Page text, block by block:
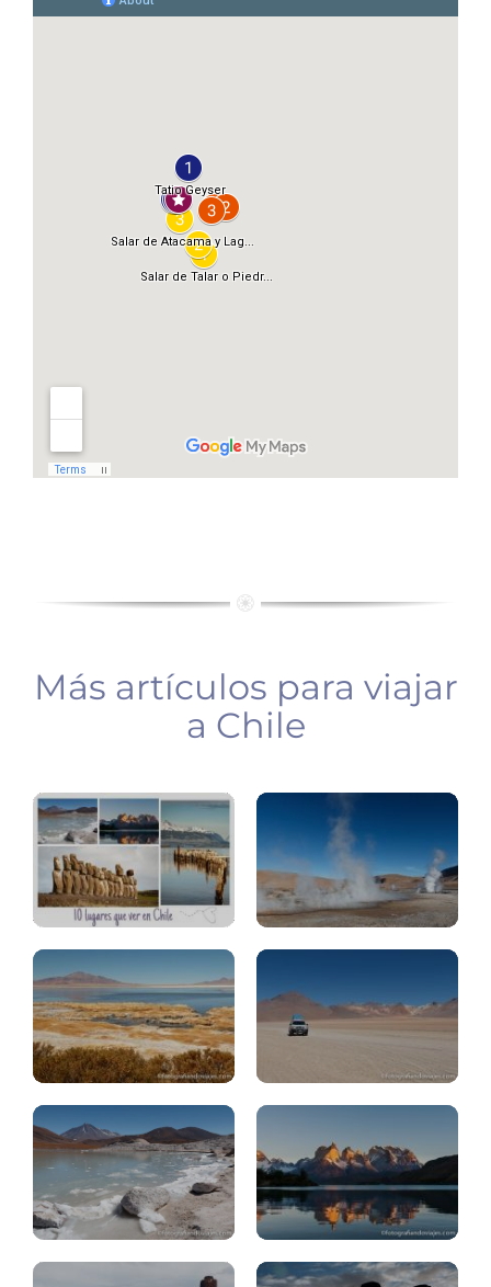
Más artículos para viajar
a Chile
Tatio
valle
Atacama:
Tara
y
Pacana
Salar
Uyuni
(desde
Chile)
Atacama:
piedras
rojas,
lagunas
Chile:
guía,
Pascua:
Hanga
Roa
Pascua:
Tongariki,
Tahai